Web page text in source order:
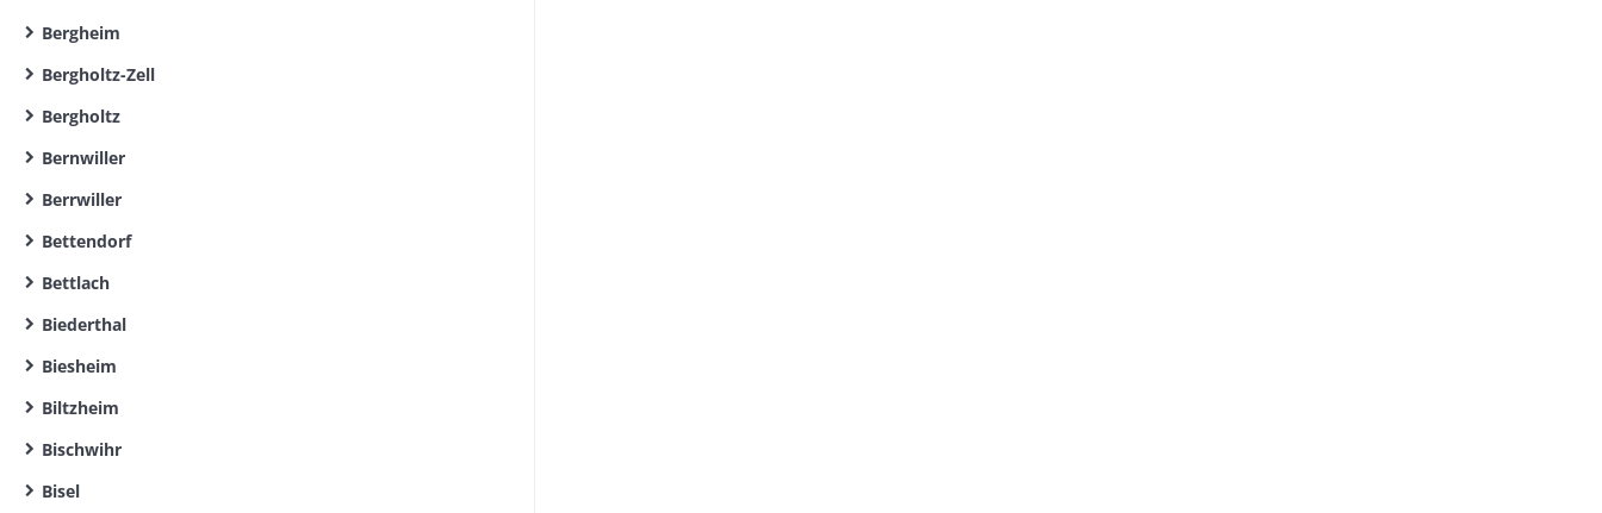
Bergheim
Bergholtz-Zell
Bergholtz
Bernwiller
Berrwiller
Bettendorf
Bettlach
Biederthal
Biesheim
Biltzheim
Bischwihr
Bisel